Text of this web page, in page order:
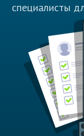
специалисты